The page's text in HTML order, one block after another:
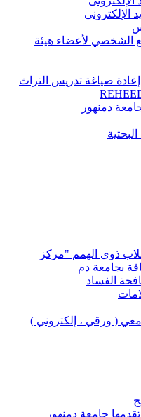
الإلكترونى
الشخصي لأعضاء هيئة
صياغة تدريس التراث
دمنهور
ذوى الهمم "مركز
بجامعة دم
الفساد
( ورقي ، إلكتروني )
تقدمها جامعة دمنهور